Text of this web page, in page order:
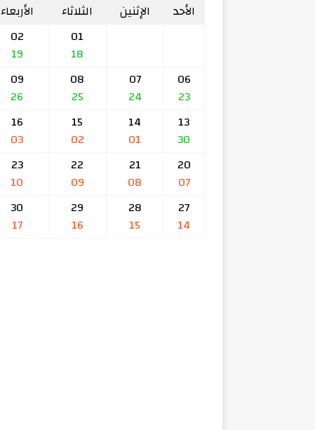
الأحد
الإثنين الثلاثاء الأربعاء
01
18
02
19
06
23
07
24
08
25
09
26
13
30
14
01
15
02
16
03
20
07
21
08
22
09
23
10
27
14
28
15
29
16
30
17